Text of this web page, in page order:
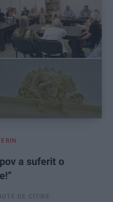
a suferit o
DE CITIRE